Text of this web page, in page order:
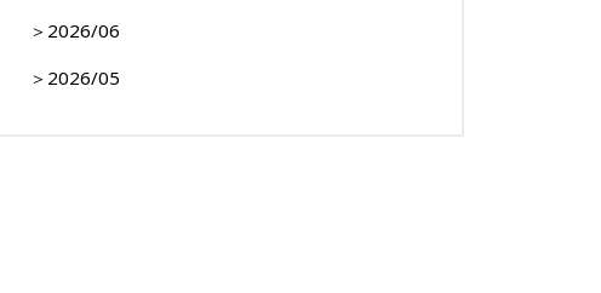
＞ 2026/06
＞ 2026/05